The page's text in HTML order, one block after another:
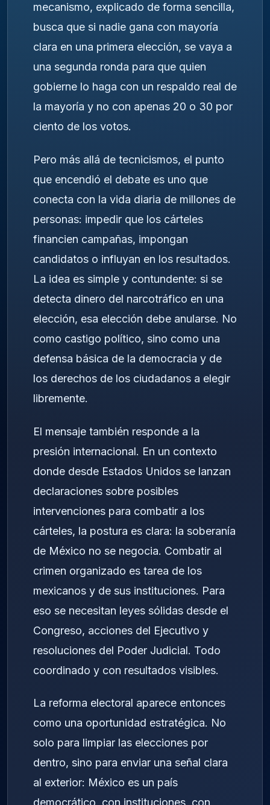
mecanismo, explicado de forma sencilla,
busca que si nadie gana con mayoría
clara en una primera elección, se vaya a
una segunda ronda para que quien
gobierne lo haga con un respaldo real de
la mayoría y no con apenas 20 o 30 por
ciento de los votos.
Pero más allá de tecnicismos, el punto
que encendió el debate es uno que
conecta con la vida diaria de millones de
personas: impedir que los cárteles
financien campañas, impongan
candidatos o influyan en los resultados.
La idea es simple y contundente: si se
detecta dinero del narcotráfico en una
elección, esa elección debe anularse. No
como castigo político, sino como una
defensa básica de la democracia y de
los derechos de los ciudadanos a elegir
libremente.
El mensaje también responde a la
presión internacional. En un contexto
donde desde Estados Unidos se lanzan
declaraciones sobre posibles
intervenciones para combatir a los
cárteles, la postura es clara: la soberanía
de México no se negocia. Combatir al
crimen organizado es tarea de los
mexicanos y de sus instituciones. Para
eso se necesitan leyes sólidas desde el
Congreso, acciones del Ejecutivo y
resoluciones del Poder Judicial. Todo
coordinado y con resultados visibles.
La reforma electoral aparece entonces
como una oportunidad estratégica. No
solo para limpiar las elecciones por
dentro, sino para enviar una señal clara
al exterior: México es un país
democrático, con instituciones, con